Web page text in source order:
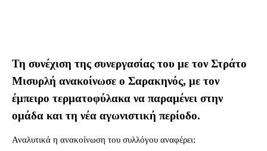
Τη συνέχιση της συνεργασίας του με τον Στράτο
Μισυρλή ανακοίνωσε ο Σαρακηνός, με τον
έμπειρο τερματοφύλακα να παραμένει στην
ομάδα και τη νέα αγωνιστική περίοδο.
Αναλυτικά η ανακοίνωση του συλλόγου αναφέρει: